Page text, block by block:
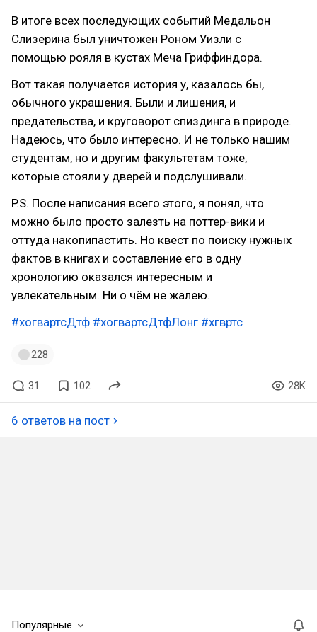
В итоге всех последующих событий Медальон
Слизерина был уничтожен Роном Уизли с
помощью рояля в кустах Меча Гриффиндора.
Вот такая получается история у, казалось бы,
обычного украшения. Были и лишения, и
предательства, и круговорот спиздинга в природе.
Надеюсь, что было интересно. И не только нашим
студентам, но и другим факультетам тоже,
которые стояли у дверей и подслушивали.
P.S. После написания всего этого, я понял, что
можно было просто залезть на поттер-вики и
оттуда накопипастить. Но квест по поиску нужных
фактов в книгах и составление его в одну
хронологию оказался интересным и
увлекательным. Ни о чём не жалею.
#хогвартсДтф #хогвартсДтфЛонг #хгвртс
228
31 102 28K
6 ответов на пост
Популярные